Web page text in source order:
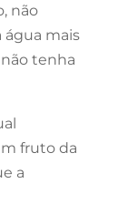
não
água mais
tenha
fruto da
a